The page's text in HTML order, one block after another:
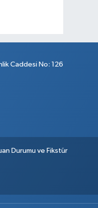
Caddesi No: 126
Durumu ve Fikstür